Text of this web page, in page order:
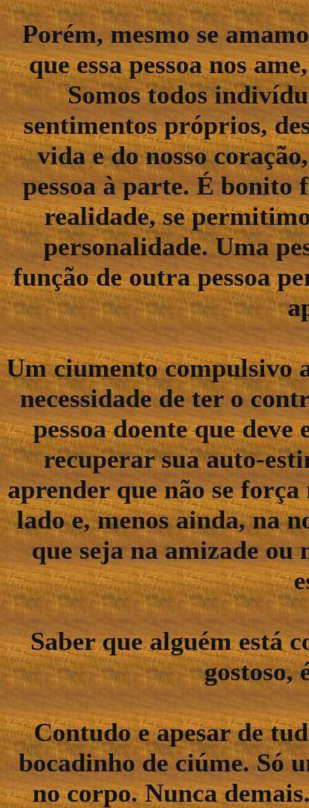
Porém, mesmo se
que essa pessoa nos
Somos todos
sentimentos próprios,
vida e do nosso
pessoa à parte. É bonito
realidade, se
personalidade. Uma
função de outra pessoa
Um ciumento compulsivo
necessidade de ter o
pessoa doente que
recuperar sua auto-
aprender que não se força
lado e, menos ainda, na
que seja na amizade
Saber que alguém está
gostoso,
Contudo e apesar de
bocadinho de ciúme. Só
no corpo. Nunca